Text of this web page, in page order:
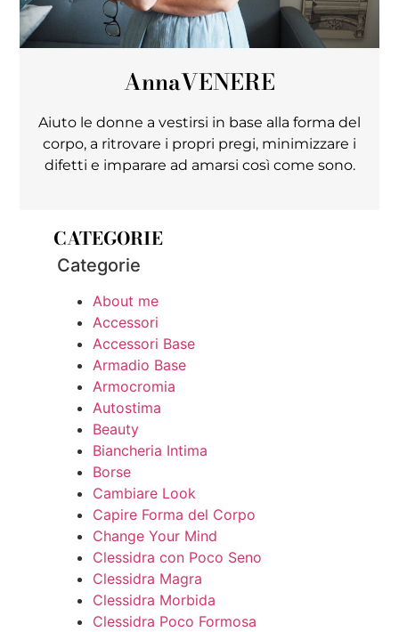
AnnaVENERE
Aiuto le donne a vestirsi in base alla forma del
corpo, a ritrovare i propri pregi, minimizzare i
difetti e imparare ad amarsi così come sono.
CATEGORIE
Categorie
About me
Accessori
Accessori Base
Armadio Base
Armocromia
Autostima
Beauty
Biancheria Intima
Borse
Cambiare Look
Capire Forma del Corpo
Change Your Mind
Clessidra con Poco Seno
Clessidra Magra
Clessidra Morbida
Clessidra Poco Formosa